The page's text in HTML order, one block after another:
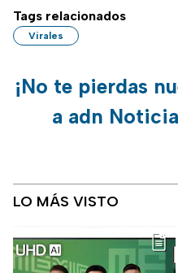
Tags relacionados
Virales
¡No te pierdas
a adn
LO MÁS VISTO